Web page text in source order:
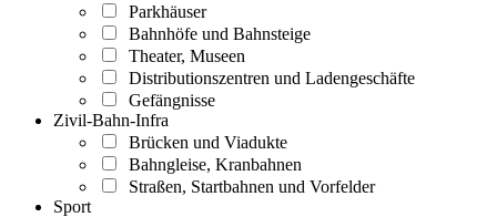
Parkhäuser
Bahnhöfe und Bahnsteige
Theater, Museen
Distributionszentren und Ladengeschäfte
Gefängnisse
Zivil-Bahn-Infra
Brücken und Viadukte
Bahngleise, Kranbahnen
Straßen, Startbahnen und Vorfelder
Sport